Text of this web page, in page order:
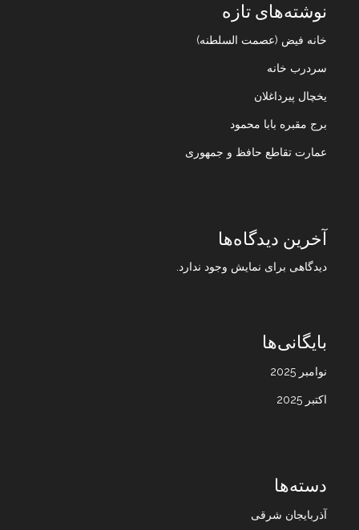
نوشته‌های تازه
خانه فیض (عصمت السلطنه)
سردرب خانه
یخچال پیرداغلان
برج مقبره بابا محمود
عمارت تقاطع حافظ و جمهوری
آخرین دیدگاه‌ها
دیدگاهی برای نمایش وجود ندارد.
بایگانی‌ها
نوامبر 2025
اکتبر 2025
دسته‌ها
آذربایجان شرقی